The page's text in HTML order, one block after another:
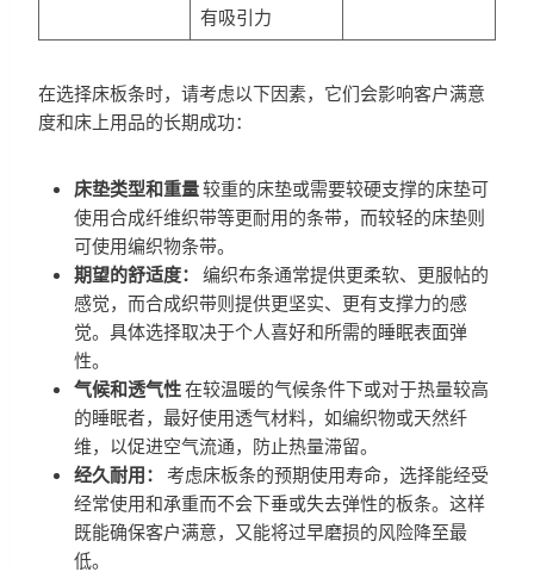
有吸引力
在选择床板条时，请考虑以下因素，它们会影响客户满意
度和床上用品的长期成功：
床垫类型和重量较重的床垫或需要较硬支撑的床垫可
使用合成纤维织带等更耐用的条带，而较轻的床垫则
可使用编织物条带。
期望的舒适度：
编织布条通常提供更柔软、更服帖的
感觉，而合成织带则提供更坚实、更有支撑力的感
觉。具体选择取决于个人喜好和所需的睡眠表面弹
性。
气候和透气性在较温暖的气候条件下或对于热量较高
的睡眠者，最好使用透气材料，如编织物或天然纤
维，以促进空气流通，防止热量滞留。
经久耐用：
考虑床板条的预期使用寿命，选择能经受
经常使用和承重而不会下垂或失去弹性的板条。这样
既能确保客户满意，又能将过早磨损的风险降至最
低。